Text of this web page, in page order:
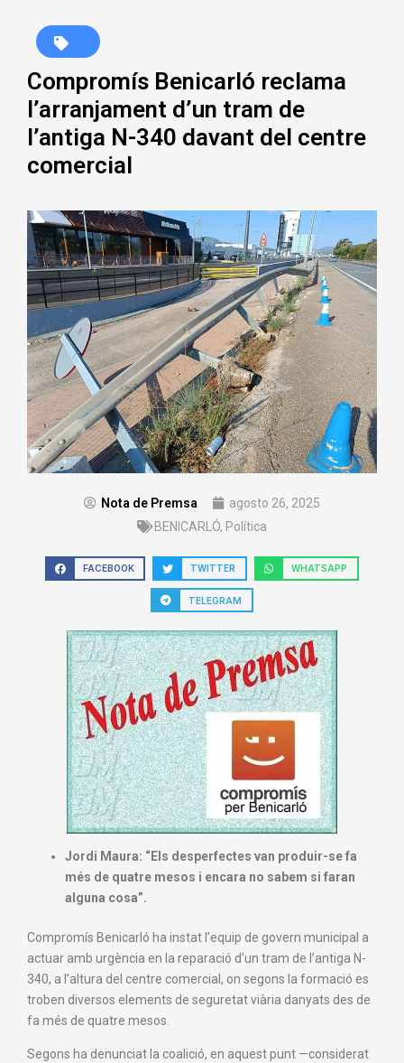
Compromís Benicarló reclama
l’arranjament d’un tram de
l’antiga N-340 davant del centre
comercial
Nota de Premsa
agosto 26, 2025
BENICARLÓ, Política
FACEBOOK TWITTER WHATSAPP
TELEGRAM
Jordi Maura: “Els desperfectes van produir-se fa
més de quatre mesos i encara no sabem si faran
alguna cosa”.
Compromís Benicarló ha instat l’equip de govern municipal a
actuar amb urgència en la reparació d’un tram de l’antiga N-
340, a l’altura del centre comercial, on segons la formació es
troben diversos elements de seguretat viària danyats des de
fa més de quatre mesos.
Segons ha denunciat la coalició, en aquest punt —considerat